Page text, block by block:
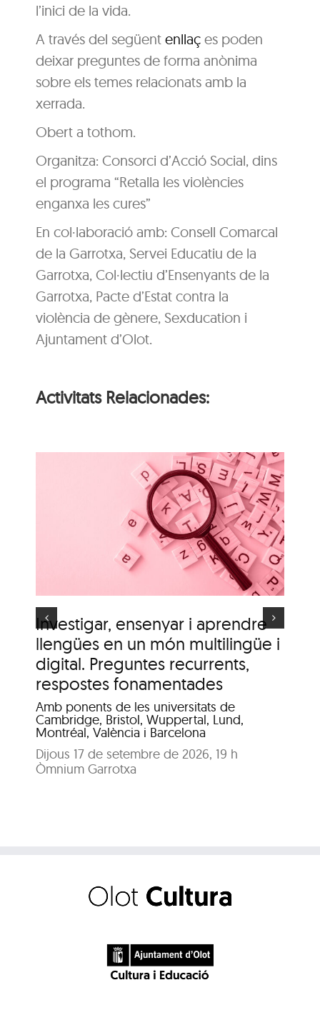
l’inici de la vida.
A través del següent enllaç es poden
deixar preguntes de forma anònima
sobre els temes relacionats amb la
xerrada.
Obert a tothom.
Organitza: Consorci d’Acció Social, dins
el programa “Retalla les violències
enganxa les cures”
En col·laboració amb: Consell Comarcal
de la Garrotxa, Servei Educatiu de la
Garrotxa, Col·lectiu d’Ensenyants de la
Garrotxa, Pacte d’Estat contra la
violència de gènere, Sexducation i
Ajuntament d’Olot.
Activitats Relacionades:
Investigar, ensenyar i aprendre
llengües en un món multilingüe i
digital. Preguntes recurrents,
respostes fonamentades
Amb ponents de les universitats de
Cambridge, Bristol, Wuppertal, Lund,
Montréal, València i Barcelona
Dijous 17 de setembre de 2026, 19 h
Òmnium Garrotxa
Itinerari personal: “El
clima urbà de la ciutat
d’Olot”